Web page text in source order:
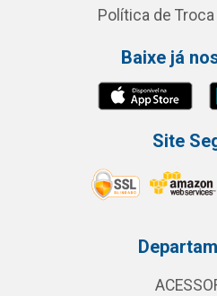
Política de
Baixe já
Site